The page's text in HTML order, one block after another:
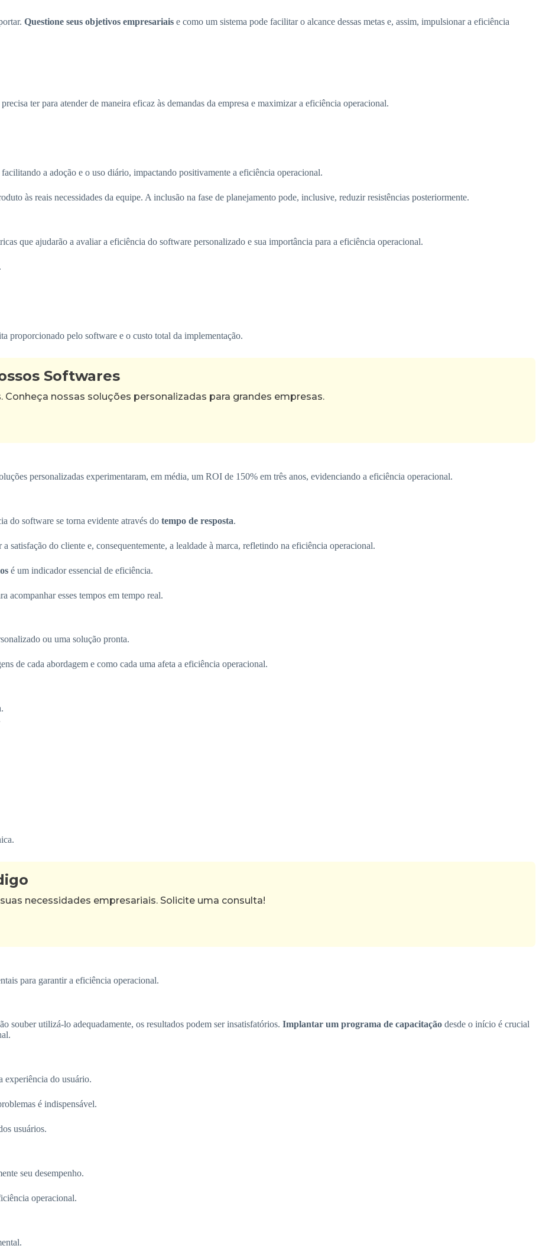
Questione seus objetivos empresariais e como um sistema pode facilitar o alcance dessas metas e, assim, impulsionar a eficiência
ter para atender de maneira eficaz às demandas da empresa e maximizar a eficiência operacional.
a adoção e o uso diário, impactando positivamente a eficiência operacional.
às reais necessidades da equipe. A inclusão na fase de planejamento pode, inclusive, reduzir resistências posteriormente.
que ajudarão a avaliar a eficiência do software personalizado e sua importância para a eficiência operacional.
proporcionado pelo software e o custo total da implementação.
Softwares
nossas soluções personalizadas para grandes empresas.
personalizadas experimentaram, em média, um ROI de 150% em três anos, evidenciando a eficiência operacional.
do software se torna evidente através do tempo de resposta.
satisfação do cliente e, consequentemente, a lealdade à marca, refletindo na eficiência operacional.
é um indicador essencial de eficiência.
acompanhar esses tempos em tempo real.
ou uma solução pronta.
de cada abordagem e como cada uma afeta a eficiência operacional.
necessidades empresariais. Solicite uma consulta!
para garantir a eficiência operacional.
souber utilizá-lo adequadamente, os resultados podem ser insatisfatórios. Implantar um programa de capacitação desde o início é crucial
experiência do usuário.
é indispensável.
usuários.
seu desempenho.
operacional.